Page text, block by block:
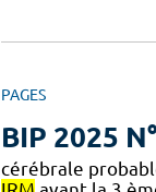
PAGES
BIP 2025
cérébrale